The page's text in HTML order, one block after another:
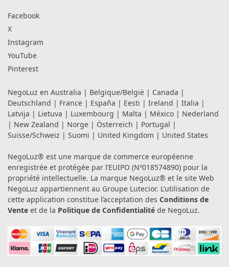
Facebook
X
Instagram
YouTube
Pinterest
NegoLuz en Australia | Belgique/België | Canada |
Deutschland | France | España | Eesti | Ireland | Italia |
Latvija | Lietuva | Luxembourg | Malta | México | Nederland
| New Zealand | Norge | Österreich | Portugal |
Suisse/Schweiz | Suomi | United Kingdom | United States
NegoLuz® est une marque de commerce européenne
enregistrée et protégée par l’EUIPO (Nº018574890) pour la
propriété intellectuelle. La marque NegoLuz® et le site Web
NegoLuz appartiennent au Groupe Lutecior. L’utilisation de
cette application constitue l’acceptation des Conditions de
Vente et de la Politique de Confidentialité de NegoLuz.